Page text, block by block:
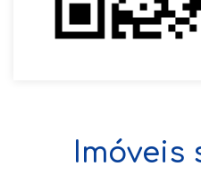
Imóveis